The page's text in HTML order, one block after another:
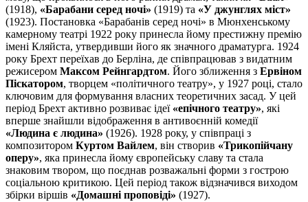
(1918), «Барабани серед ночі» (1919) та «У джунглях міст»
(1923). Постановка «Барабанів серед ночі» в Мюнхенському
камерному театрі 1922 року принесла йому престижну премію
імені Кляйста, утвердивши його як значного драматурга. 1924
року Брехт переїхав до Берліна, де співпрацював з видатним
режисером Максом Рейнгардтом. Його зближення з Ервіном
Піскатором, творцем «політичного театру», у 1927 році, стало
ключовим для формування власних теоретичних засад. У цей
період Брехт активно розвиває ідеї «епічного театру», які
вперше знайшли відображення в антивоєнній комедії
«Людина є людина» (1926). 1928 року, у співпраці з
композитором Куртом Вайлем, він створив «Трикопійчану
оперу», яка принесла йому європейську славу та стала
знаковим твором, що поєднав розважальні форми з гострою
соціальною критикою. Цей період також відзначився виходом
збірки віршів «Домашні проповіді» (1927).